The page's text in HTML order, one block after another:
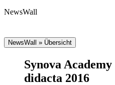
NewsWall
NewsWall » Übersicht
Synova
didacta 2016